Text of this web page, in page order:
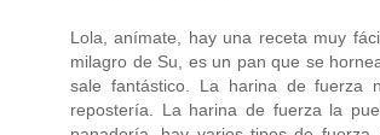
Lola, anímate, hay una receta muy
milagro de Su, es un pan que se
sale fantástico. La harina de fuerza
repostería. La harina de fuerza la